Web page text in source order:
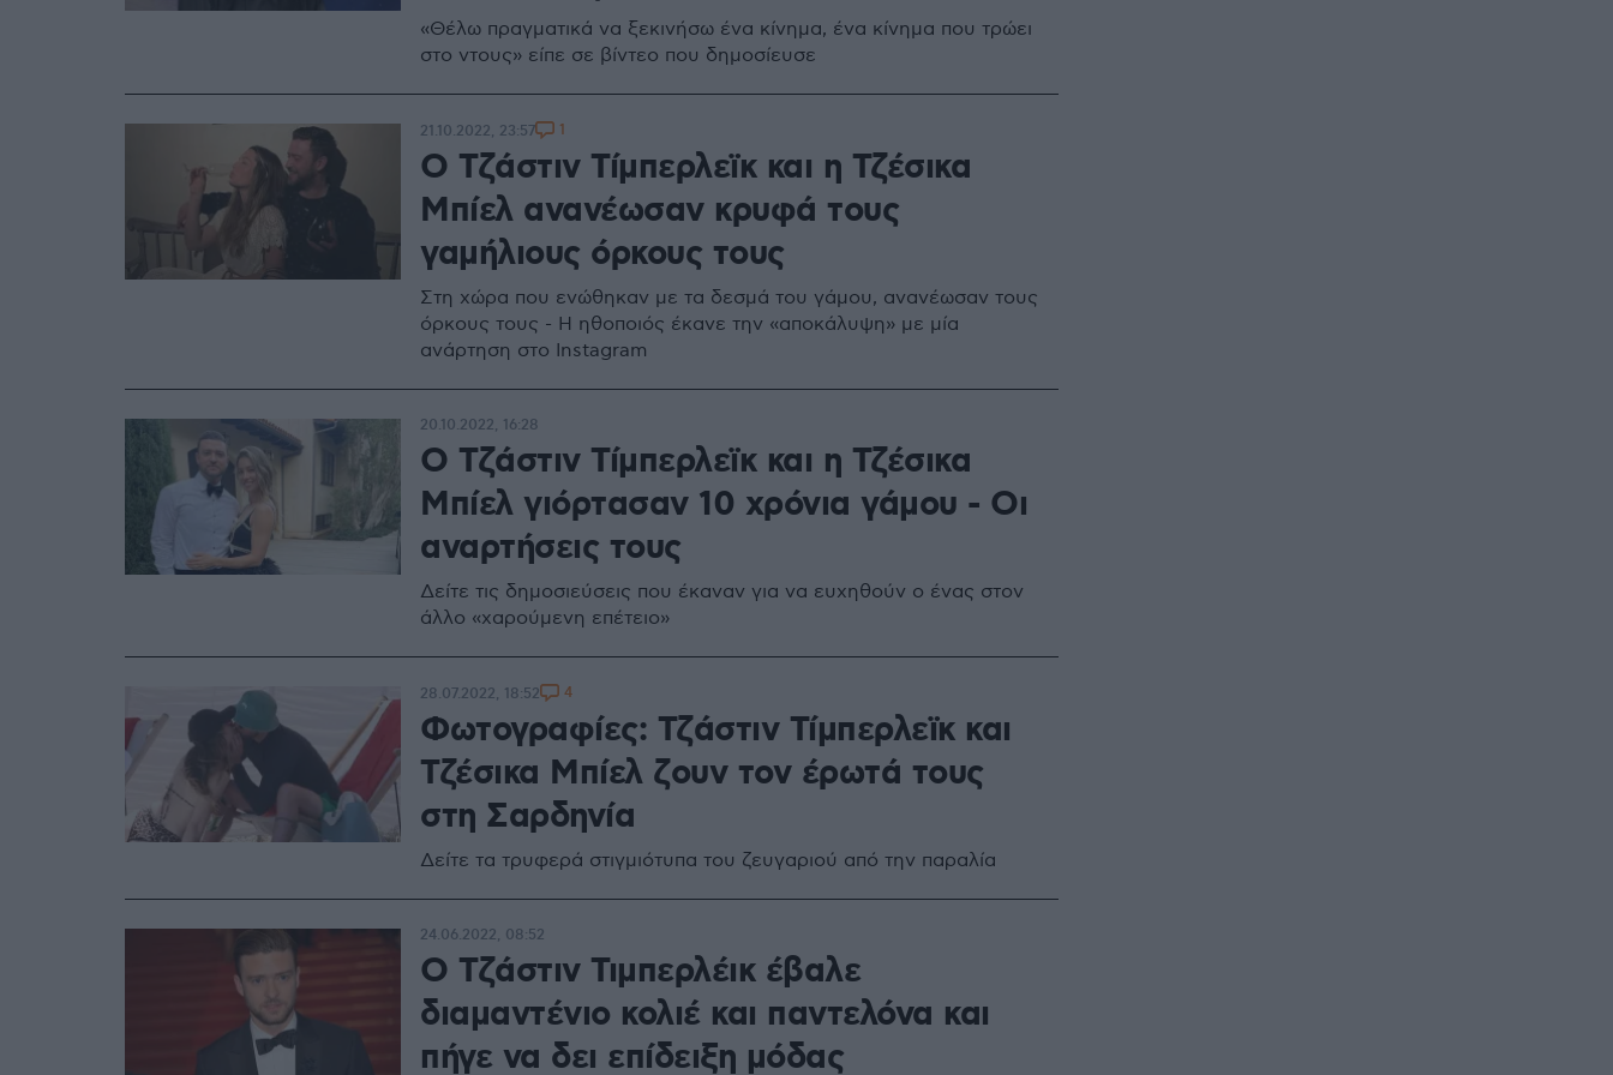
«Θέλω πραγματικά να ξεκινήσω ένα κίνημα, ένα κίνημα που τρώει
στο ντους» είπε σε βίντεο που δημοσίευσε
Ο Τζάστιν Τίμπερλεϊκ και η Τζέσικα
Μπίελ ανανέωσαν κρυφά τους
γαμήλιους όρκους τους
Στη χώρα που ενώθηκαν με τα δεσμά του γάμου, ανανέωσαν τους
όρκους τους - Η ηθοποιός έκανε την «αποκάλυψη» με μία
ανάρτηση στο Instagram
21.10.2022, 23:57 1
Ο Τζάστιν Τίμπερλεϊκ και η Τζέσικα
Μπίελ γιόρτασαν 10 χρόνια γάμου - Οι
αναρτήσεις τους
Δείτε τις δημοσιεύσεις που έκαναν για να ευχηθούν ο ένας στον
άλλο «χαρούμενη επέτειο»
20.10.2022, 16:28
Φωτογραφίες: Τζάστιν Τίμπερλεϊκ και
Τζέσικα Μπίελ ζουν τον έρωτά τους
στη Σαρδηνία
Δείτε τα τρυφερά στιγμιότυπα του ζευγαριού από την παραλία
28.07.2022, 18:52 4
Ο Τζάστιν Τιμπερλέικ έβαλε
διαμαντένιο κολιέ και παντελόνα και
πήγε να δει επίδειξη μόδας
24.06.2022, 08:52